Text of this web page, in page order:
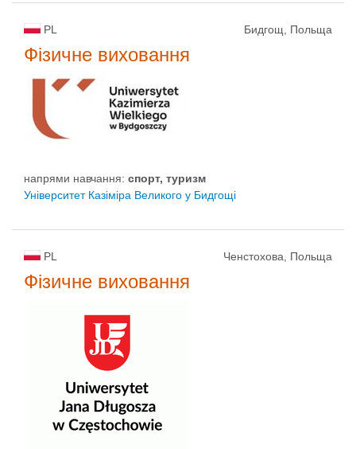
PL Бидгощ, Польща
Фізичне виховання
напрями навчання: спорт, туризм
Університет Казіміра Великого у Бидгощі
PL Ченстохова, Польща
Фізичне виховання